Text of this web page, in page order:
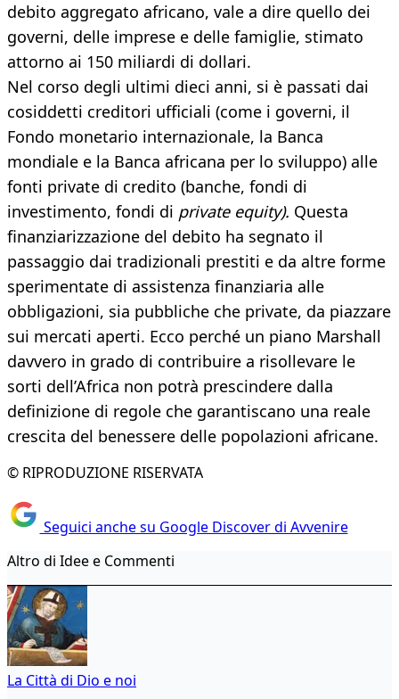
debito aggregato africano, vale a dire quello dei
governi, delle imprese e delle famiglie, stimato
attorno ai 150 miliardi di dollari.
Nel corso degli ultimi dieci anni, si è passati dai
cosiddetti creditori ufficiali (come i governi, il
Fondo monetario internazionale, la Banca
mondiale e la Banca africana per lo sviluppo) alle
fonti private di credito (banche, fondi di
investimento, fondi di private equity). Questa
finanziarizzazione del debito ha segnato il
passaggio dai tradizionali prestiti e da altre forme
sperimentate di assistenza finanziaria alle
obbligazioni, sia pubbliche che private, da piazzare
sui mercati aperti. Ecco perché un piano Marshall
davvero in grado di contribuire a risollevare le
sorti dell’Africa non potrà prescindere dalla
definizione di regole che garantiscano una reale
crescita del benessere delle popolazioni africane.
© RIPRODUZIONE RISERVATA
Seguici anche su Google Discover di Avvenire
Altro di Idee e Commenti
La Città di Dio e noi